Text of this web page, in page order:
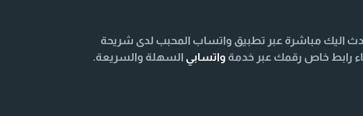
اليك مباشرة عبر تطبيق واتساب المحبب لدى شريحة
رابط خاص رقمك عبر خدمة واتسابي السهلة والسريعة.